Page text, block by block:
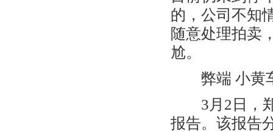
的，公司不知
随意处理拍卖
尬。
弊端 小黄车
3月2日，郑
报告。该报告